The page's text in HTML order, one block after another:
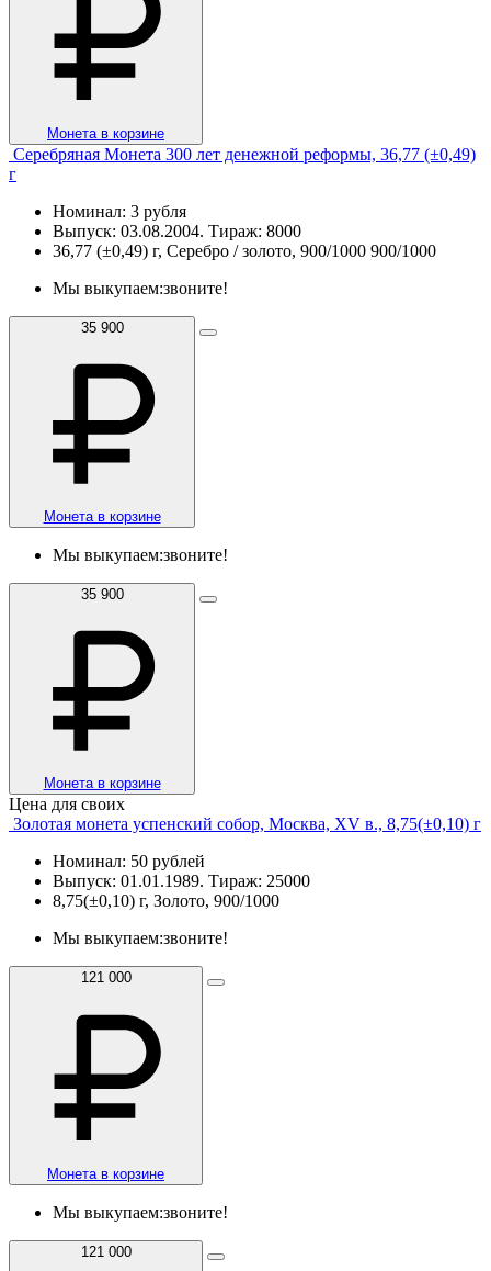
Монета в корзине
Серебряная Монета 300 лет денежной реформы, 36,77 (±0,49)
г
Номинал: 3 рубля
Выпуск: 03.08.2004. Тираж: 8000
36,77 (±0,49) г, Серебро / золото, 900/1000 900/1000
Мы выкупаем:звоните!
35 900
Монета в корзине
Мы выкупаем:звоните!
35 900
Монета в корзине
Цена для своих
Золотая монета успенский собор, Москва, XV в., 8,75(±0,10) г
Номинал: 50 рублей
Выпуск: 01.01.1989. Тираж: 25000
8,75(±0,10) г, Золото, 900/1000
Мы выкупаем:звоните!
121 000
Монета в корзине
Мы выкупаем:звоните!
121 000